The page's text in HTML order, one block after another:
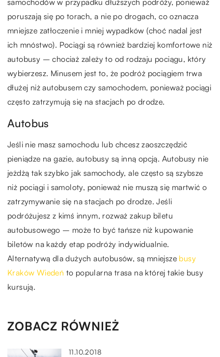
poruszają się po torach, a nie po drogach, co oznacza
mniejsze zatłoczenie i mniej wypadków (choć nadal jest
ich mnóstwo). Pociągi są również bardziej komfortowe niż
autobusy – chociaż zależy to od rodzaju pociągu, który
wybierzesz. Minusem jest to, że podróż pociągiem trwa
dłużej niż autobusem czy samochodem, ponieważ pociągi
często zatrzymują się na stacjach po drodze.
Autobus
Jeśli nie masz samochodu lub chcesz zaoszczędzić
pieniądze na gazie, autobusy są inną opcją. Autobusy nie
jeżdżą tak szybko jak samochody, ale często są szybsze
niż pociągi i samoloty, ponieważ nie muszą się martwić o
zatrzymywanie się na stacjach po drodze. Jeśli
podróżujesz z kimś innym, rozważ zakup biletu
autobusowego – może to być tańsze niż kupowanie
biletów na każdy etap podróży indywidualnie.
Alternatywą dla dużych autobusów, są mniejsze busy
Kraków Wiedeń to popularna trasa na której takie busy
kursują.
ZOBACZ RÓWNIEŻ
11.10.2018